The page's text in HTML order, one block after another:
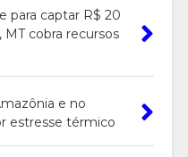
para captar R$ 20
cobra recursos
e no
estresse térmico